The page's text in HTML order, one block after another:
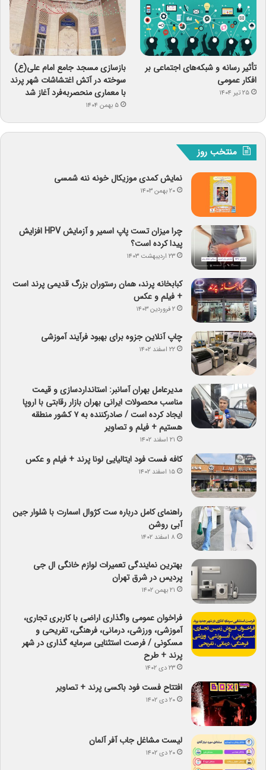
تأثیر رسانه و شبکه‌های اجتماعی بر
افکار عمومی
۲۵ تیر ۱۴۰۴
بازسازی مسجد جامع امام علی(ع)
سوخته در آتش اغتشاشات شهر پرند
با معماری منحصربه‌فرد آغاز شد
۵ بهمن ۱۴۰۴
منتخب روز
نمایش کمدی موزیکال خونه ننه شمسی
۲۰ بهمن ۱۴۰۳
چرا میزان تست پاپ اسمیر و آزمایش HPV افزایش
پیدا کرده است؟
۲۳ اردیبهشت ۱۴۰۳
کبابخانه پرند، همان رستوران بزرگ قدیمی پرند است
+ فیلم و عکس
۲ فروردین ۱۴۰۳
چاپ آنلاین جزوه برای بهبود فرآیند آموزشی
۲۲ اسفند ۱۴۰۲
مدیرعامل بهران آسانبر: استانداردسازی و قیمت
مناسب محصولات ایرانی بهران بازار رقابتی با اروپا
ایجاد کرده است / صادرکننده به ۷ کشور منطقه
هستیم + فیلم و تصاویر
۲۱ اسفند ۱۴۰۲
کافه فست فود ایتالیایی لونا پرند + فیلم و عکس
۱۵ اسفند ۱۴۰۲
راهنمای کامل درباره ست کژوال اسمارت با شلوار جین
آبی روشن
۸ اسفند ۱۴۰۲
بهترین نمایندگی تعمیرات لوازم خانگی ال جی
پردیس در شرق تهران
۲۱ بهمن ۱۴۰۲
فراخوان عمومی واگذاری اراضی با کاربری تجاری،
آموزشی، ورزشی، درمانی، فرهنگی، تفریحی و
مسکونی / فرصت استثنایی سرمایه گذاری در شهر
پرند + طرح
۲۳ دی ۱۴۰۲
افتتاح فست فود باکسی پرند + تصاویر
۲۰ دی ۱۴۰۲
لیست مشاغل جاب آفر آلمان
۲۰ دی ۱۴۰۲